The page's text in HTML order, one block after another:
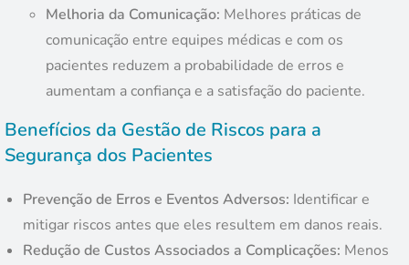
Melhoria da Comunicação: Melhores práticas de
comunicação entre equipes médicas e com os
pacientes reduzem a probabilidade de erros e
aumentam a confiança e a satisfação do paciente.
Benefícios da Gestão de Riscos para a
Segurança dos Pacientes
Prevenção de Erros e Eventos Adversos: Identificar e
mitigar riscos antes que eles resultem em danos reais.
Redução de Custos Associados a Complicações: Menos